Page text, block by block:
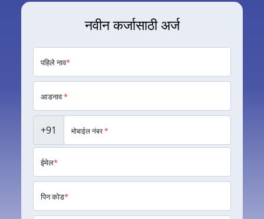
नवीन कर्जासाठी अर्ज
पहिले नाव*
आडनाव*
+91 मोबाईल नंबर*
ईमेल*
पिन कोड*